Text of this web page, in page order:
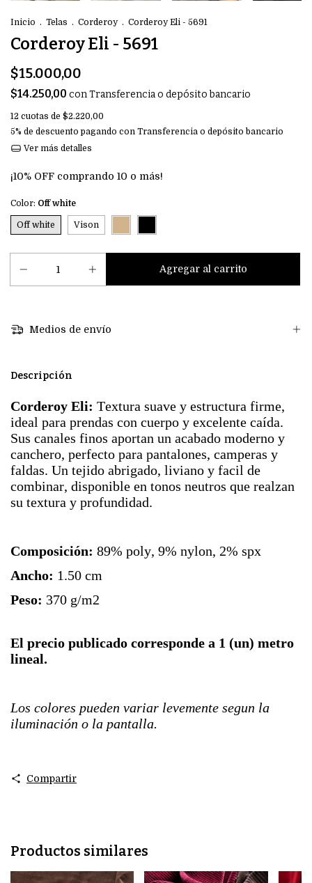
Inicio . Telas . Corderoy . Corderoy Eli - 5691
Corderoy Eli - 5691
$15.000,00
$14.250,00 conTransferencia o depósito bancario
12 cuotas de $2.220,00
5% de descuento pagando con Transferencia o depósito bancario
Ver más detalles
¡10% OFF comprando 10 o más!
Color: Off white
Off white Vison
Medios de envío
Descripción
Corderoy Eli: Textura suave y estructura firme,
ideal para prendas con cuerpo y excelente caída.
Sus canales finos aportan un acabado moderno y
canchero, perfecto para pantalones, camperas y
faldas. Un tejido abrigado, liviano y facil de
combinar, disponible en tonos neutros que realzan
su textura y profundidad.
Composición: 89% poly, 9% nylon, 2% spx
Ancho: 1.50 cm
Peso: 370 g/m2
El precio publicado corresponde a 1 (un) metro
lineal.
Los colores pueden variar levemente segun la
iluminación o la pantalla.
Compartir
Productos similares